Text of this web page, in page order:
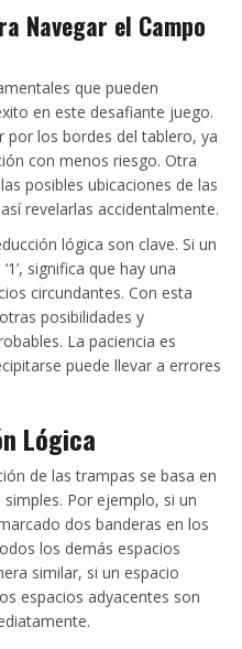
Navegar el Campo
que pueden
en este desafiante juego.
por los bordes del tablero, ya
con menos riesgo. Otra
posibles ubicaciones de las
revelarlas accidentalmente.
lógica son clave. Si un
significa que hay una
circundantes. Con esta
posibilidades y
La paciencia es
puede llevar a errores
Lógica
de las trampas se basa en
Por ejemplo, si un
dos banderas en los
los demás espacios
similar, si un espacio
espacios adyacentes son